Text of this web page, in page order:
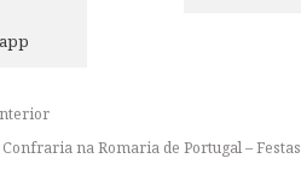
na Romaria de Portugal – Festas